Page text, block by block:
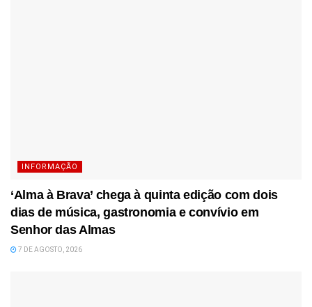
INFORMAÇÃO
‘Alma à Brava’ chega à quinta edição com dois
dias de música, gastronomia e convívio em
Senhor das Almas
7 DE AGOSTO, 2026